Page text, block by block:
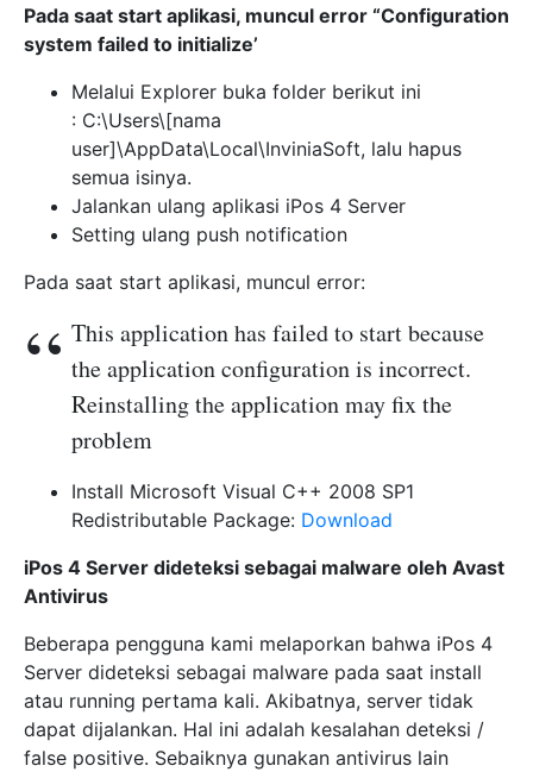
Pada saat start aplikasi, muncul error “Configuration
system failed to initialize’
Melalui Explorer buka folder berikut ini
: C:\Users\[nama
user]\AppData\Local\InviniaSoft, lalu hapus
semua isinya.
Jalankan ulang aplikasi iPos 4 Server
Setting ulang push notification
Pada saat start aplikasi, muncul error:
This application has failed to start because
the application configuration is incorrect.
Reinstalling the application may fix the
problem
Install Microsoft Visual C++ 2008 SP1
Redistributable Package: Download
iPos 4 Server dideteksi sebagai malware oleh Avast
Antivirus
Beberapa pengguna kami melaporkan bahwa iPos 4
Server dideteksi sebagai malware pada saat install
atau running pertama kali. Akibatnya, server tidak
dapat dijalankan. Hal ini adalah kesalahan deteksi /
false positive. Sebaiknya gunakan antivirus lain